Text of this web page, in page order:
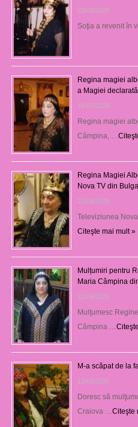
23/08/2025
Soţia a revenit în
Regina magiei
a Magiei
16/07/2025
Regina magiei
Câmpina, …
Regina Magiei
Nova TV din
23/05/2025
Televiziunea
Citeşte mai mult »
Mulțumiri pentru
Maria Câmpina
22/05/2025
Mulţumesc
Câmpina …
M-a scăpat de la
13/03/2025
Doresc să
Craiova … Citeşte